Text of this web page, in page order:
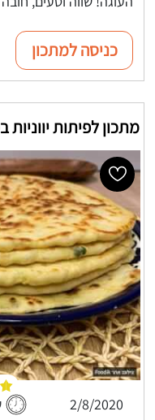
כניסה למתכון
מתכון לפיתות
2/8/2020